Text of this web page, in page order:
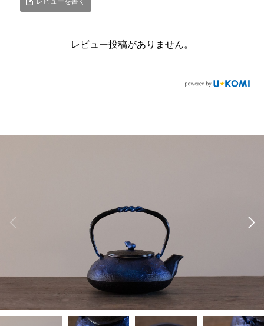
レビュー投稿がありません。